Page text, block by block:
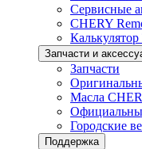
Сервисные
CHERY
Запчасти и
Запчасти
Масла
Городские
Поддержка